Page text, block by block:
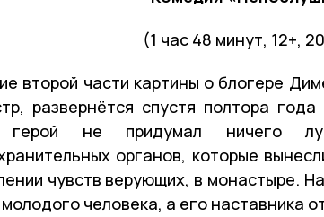
(1 час 48 минут, 12+,
второй части картины о блогере
развернётся спустя полтора
герой не придумал ничего
органов, которые
чувств верующих, в монастыре.
человека, а его наставника